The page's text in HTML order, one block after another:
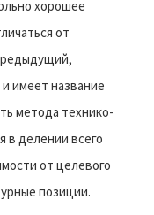
хорошее
от
имеет название
метода технико-
в делении всего
от целевого
позиции.